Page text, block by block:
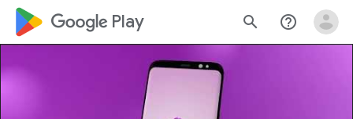
google_logo Play search help_outline